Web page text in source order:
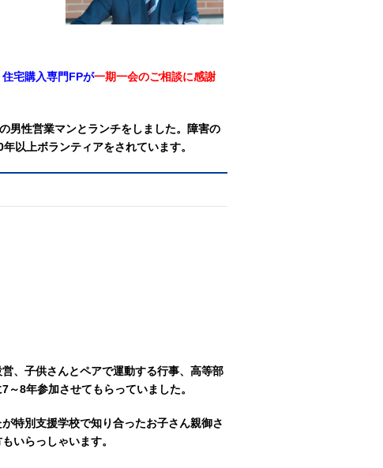
宅購入専門FPが一期一会のご相談に感謝
男性営業マンとランチをしました。障害の
以上ボランティアをされています。
、子供さんとペアで運動する行事、高等部
8年参加させてもらっていました。
特別支援学校で知り合ったお子さん親御さ
いらっしゃいます。